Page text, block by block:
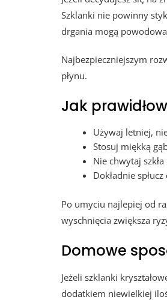
Szklanki nie powinny
drgania mogą
Najbezpieczniejszym
płynu.
Jak
Używaj letniej,
Stosuj miękką
Nie chwytaj
Dokładnie
Po umyciu najlepiej od
wyschnięcia zwiększa
Domowe
Jeżeli szklanki
dodatkiem niewielkiej